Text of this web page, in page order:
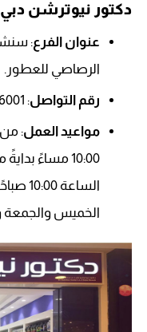
دكتور نيوترشن
عنوان الفرع:
الرصاصي للعطور.
رقم التواصل: 97142526001+
مواعيد العمل
10:00 مساءً
الخميس